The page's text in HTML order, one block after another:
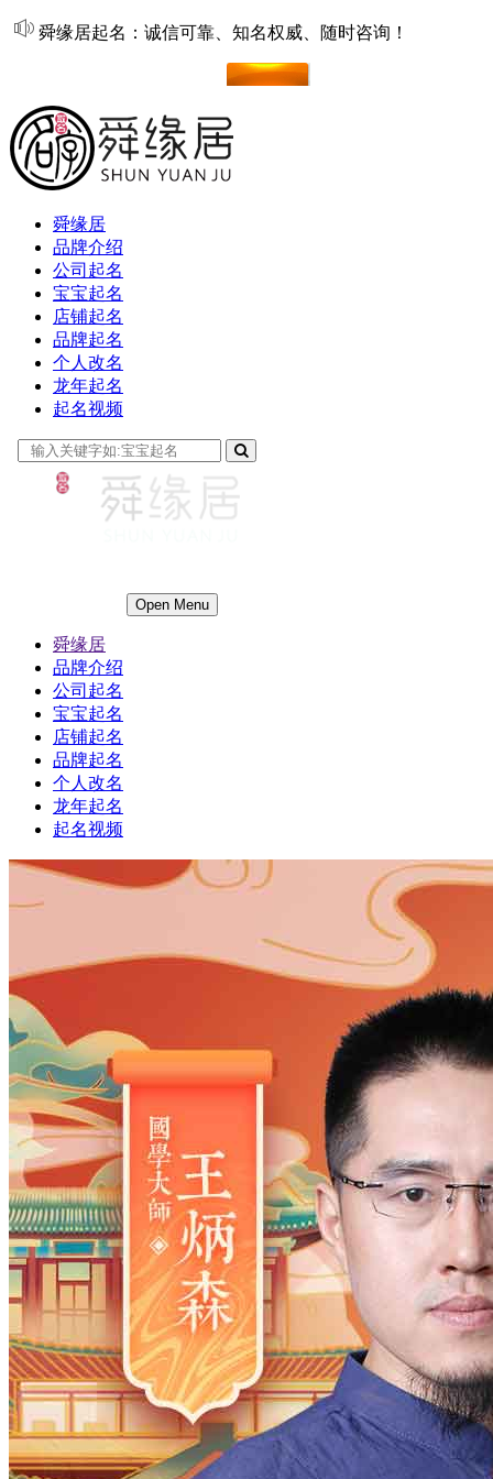
舜缘居起名：诚信可靠、知名权威、随时咨询！
舜缘居
品牌介绍
公司起名
宝宝起名
店铺起名
品牌起名
个人改名
龙年起名
起名视频
Open Menu
舜缘居
品牌介绍
公司起名
宝宝起名
店铺起名
品牌起名
个人改名
龙年起名
起名视频